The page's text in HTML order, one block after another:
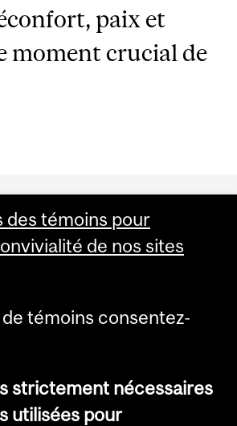
paix et
moment crucial de
des témoins pour
de nos sites
témoins consentez-
strictement nécessaires
utilisées pour